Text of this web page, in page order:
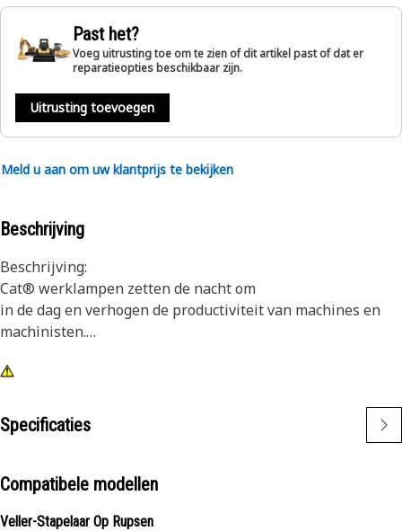
Past het?
Voeg uitrusting toe om te zien of dit artikel past of dat er
reparatieopties beschikbaar zijn.
Uitrusting toevoegen
Meld u aan om uw klantprijs te bekijken
Beschrijving
Beschrijving:
Cat® werklampen zetten de nacht om
in de dag en verhogen de productiviteit van machines en
machinisten.
Kenmerken:
de veeleisende trillingsniveaus van zowel grote als kleine
machines
machines in uw vloot en kunnen worden geplaatst op
Specificaties
Compatibele modellen
Veller-Stapelaar Op Rupsen